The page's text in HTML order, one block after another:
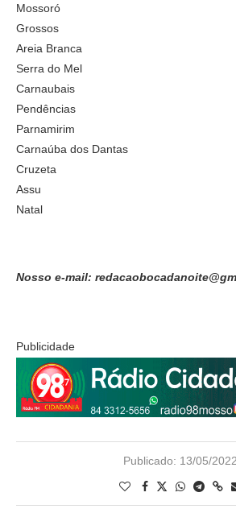
Mossoró
Grossos
Areia Branca
Serra do Mel
Carnaubais
Pendências
Parnamirim
Carnaúba dos Dantas
Cruzeta
Assu
Natal
Nosso e-mail:
Publicidade
Publicado: 13/05/2022